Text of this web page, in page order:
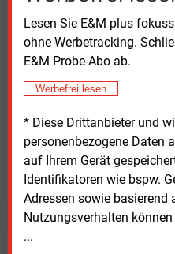
Lesen Sie E&M plus
ohne Werbetracking.
E&M Probe-Abo ab.
Werbefrei lesen
* Diese Drittanbieter und
personenbezogene Daten
auf Ihrem Gerät
Identifikatoren wie bspw.
Adressen sowie basierend
Nutzungsverhalten
...
erhalten Sie sofort
nur €8.93
JETZT ARTIKEL KAUFEN